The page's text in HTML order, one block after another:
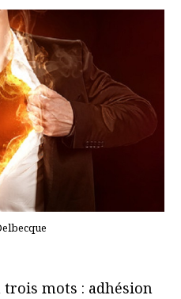
trois mots : adhésion